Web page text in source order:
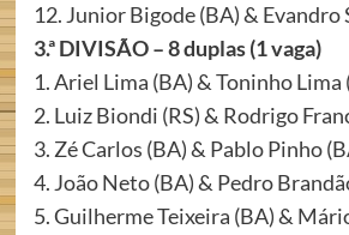
12. Junior Bigode (BA) & Evandro
3.ª DIVISÃO – 8 duplas (1 vaga)
1. Ariel Lima (BA) & Toninho Lima
2. Luiz Biondi (RS) & Rodrigo
3. Zé Carlos (BA) & Pablo Pinho
4. João Neto (BA) & Pedro
5. Guilherme Teixeira (BA) &